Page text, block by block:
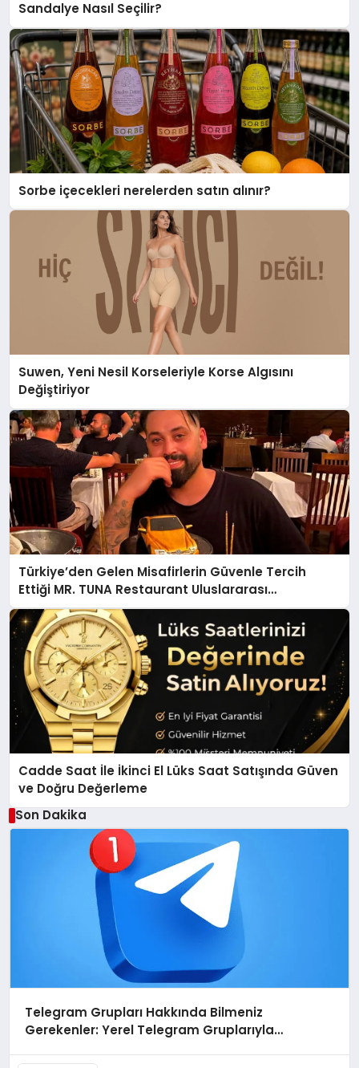
Sandalye Nasıl Seçilir?
Sorbe içecekleri nerelerden satın alınır?
Suwen, Yeni Nesil Korseleriyle Korse Algısını
Değiştiriyor
Türkiye’den Gelen Misafirlerin Güvenle Tercih
Ettiği MR. TUNA Restaurant Uluslararası
Başarısıyla Dikkat Çekiyor
Cadde Saat İle İkinci El Lüks Saat Satışında Güven
ve Doğru Değerleme
Son Dakika
Telegram Grupları Hakkında Bilmeniz
Gerekenler: Yerel Telegram Gruplarıyla